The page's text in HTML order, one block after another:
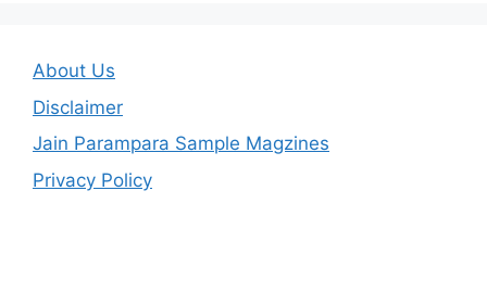
About Us
Disclaimer
Jain Parampara Sample Magzines
Privacy Policy